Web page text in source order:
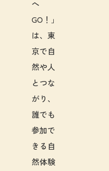
へ
GO！」
は、東
京で自
然や人
とつな
がり、
誰でも
参加で
きる自
然体験